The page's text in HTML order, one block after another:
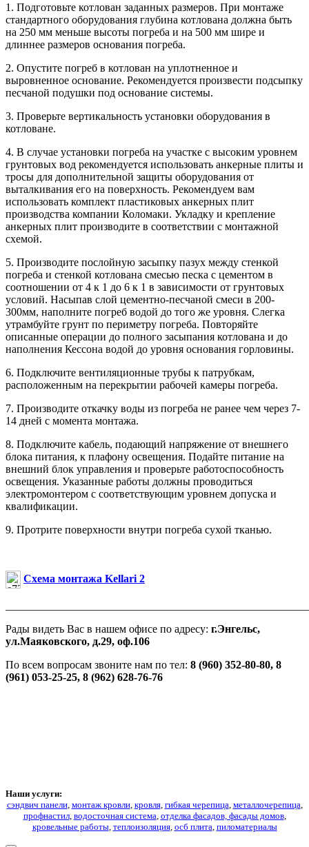
1. Подготовьте котлован заданных размеров. При монтаже
стандартного оборудования глубина котлована должна быть
на 250 мм меньше высоты погреба и на 500 мм шире и
длиннее размеров основания погреба.
2. Опустите погреб в котлован на уплотненное и
выровненное основание. Рекомендуется произвести подсыпку
песчаной подушки под основание системы.
3. Проверьте вертикальность установки оборудования в
котловане.
4. В случае установки погреба на участке с высоким уровнем
грунтовых вод рекомендуется использовать анкерные плиты и
тросы для дополнительной защиты оборудования от
выталкивания его на поверхность. Рекомендуем вам
использовать комплект пластиковых анкерных плит
производства компании Коломаки. Укладку и крепление
анкерных плит производите в соответствии с монтажной
схемой.
5. Производите послойную засыпку пазух между стенкой
погреба и стенкой котлована смесью песка с цементом в
соотношении от 4 к 1 до 6 к 1 в зависимости от грунтовых
условий. Насыпав слой цементно-песчаной смеси в 200-
300мм, наполните погреб водой до того же уровня. Слегка
утрамбуйте грунт по периметру погреба. Повторяйте
описанные операции до полного засыпания котлована и до
наполнения Кессона водой до уровня основания горловины.
6. Подключите вентиляционные трубы к патрубкам,
расположенным на перекрытии рабочей камеры погреба.
7. Производите откачку воды из погреба не ранее чем через 7-
14 дней с момента монтажа.
8. Подключите кабель, подающий напряжение от внешнего
блока питания, к плафону освещения. Подайте питание на
внешний блок управления и проверьте работоспособность
освещения. Указанные работы должны проводиться
электромонтером с соответствующим уровнем допуска и
квалификации.
9. Протрите поверхности внутри погреба сухой тканью.
Схема монтажа Kellari 2
Рады видеть Вас в нашем офисе по адресу: г.Энгельс,
ул.Маяковского, д.29, оф.106
По всем вопросам звоните нам по тел: 8 (960) 352-80-80, 8
(961) 053-25-25, 8 (962) 628-76-76
Наши услуги:
сэндвич панели, монтаж кровли, кровля, гибкая черепица металлочерепица
профнастил, водосточная система отделка фасадов, фасады домов,
кровельные работы, теплоизоляция, осб плита пиломатериалы